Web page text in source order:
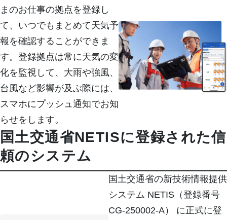
まのお仕事の拠点を登録し
て、いつでもまとめて天気予
報を確認することができま
す。登録拠点は常に天気の変
化を監視して、大雨や強風、
台風など影響が及ぶ際には、
スマホにプッシュ通知でお知
らせをします。
国土交通省NETISに登録された信
頼のシステム
国土交通省の新技術情報提供
システム NETIS（登録番号
CG-250002-A） に正式に登